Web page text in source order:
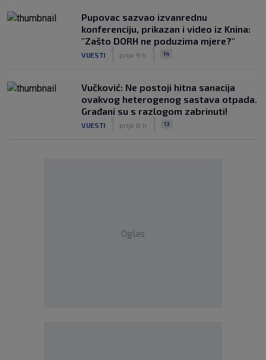
Pupovac sazvao izvanrednu
konferenciju, prikazan i video iz Knina:
"Zašto DORH ne poduzima mjere?"
VIJESTI prije 9 h 14
Vučković: Ne postoji hitna sanacija
ovakvog heterogenog sastava otpada.
Građani su s razlogom zabrinuti!
VIJESTI prije 8 h 13
Oglas